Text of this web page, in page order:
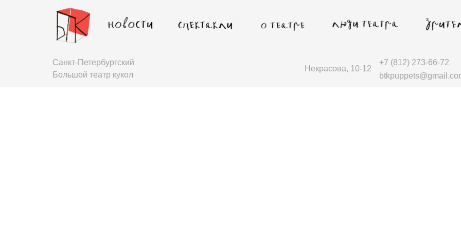
Некрасова, 10-12
+7 (812) 273-66-72
Санкт-Петербургский
Большой театр кукол